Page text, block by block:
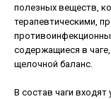
полезных веществ,
терапевтическими,
содержащиеся в
щелочной баланс.
В состав чаги